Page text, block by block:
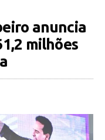
anuncia
milhões